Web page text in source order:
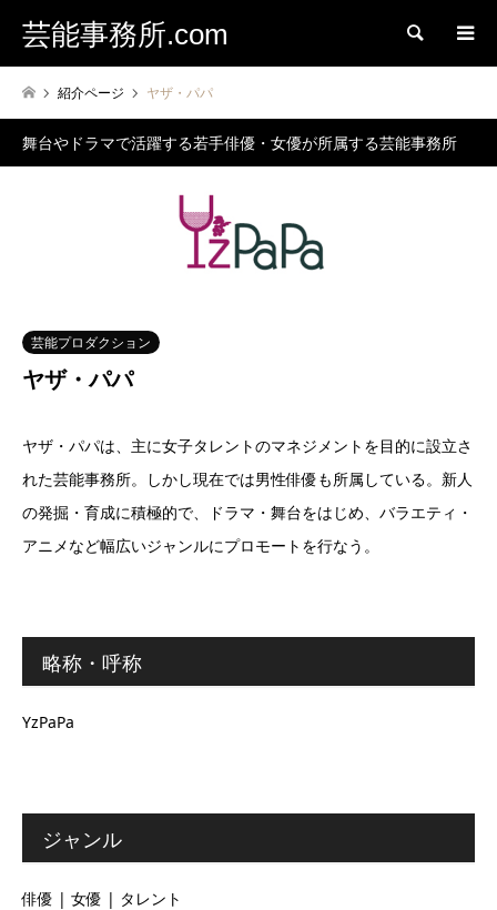
芸能事務所.com 検索
紹介ページ ヤザ・パパ
舞台やドラマで活躍する若手俳優・女優が所属する芸能事務所
芸能プロダクション
ヤザ・パパ
ヤザ・パパは、主に女子タレントのマネジメントを目的に設立さ
れた芸能事務所。しかし現在では男性俳優も所属している。新人
の発掘・育成に積極的で、ドラマ・舞台をはじめ、バラエティ・
アニメなど幅広いジャンルにプロモートを行なう。
略称・呼称
YzPaPa
ジャンル
俳優 | 女優 | タレント